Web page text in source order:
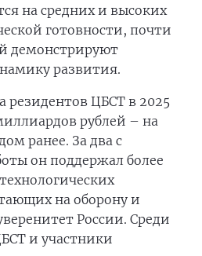
на средних и высоких
готовности, почти
демонстрируют
развития.
резидентов ЦБСТ в 2025
рублей – на
ранее. За два с
он поддержал более
на оборону и
России. Среди
и участники